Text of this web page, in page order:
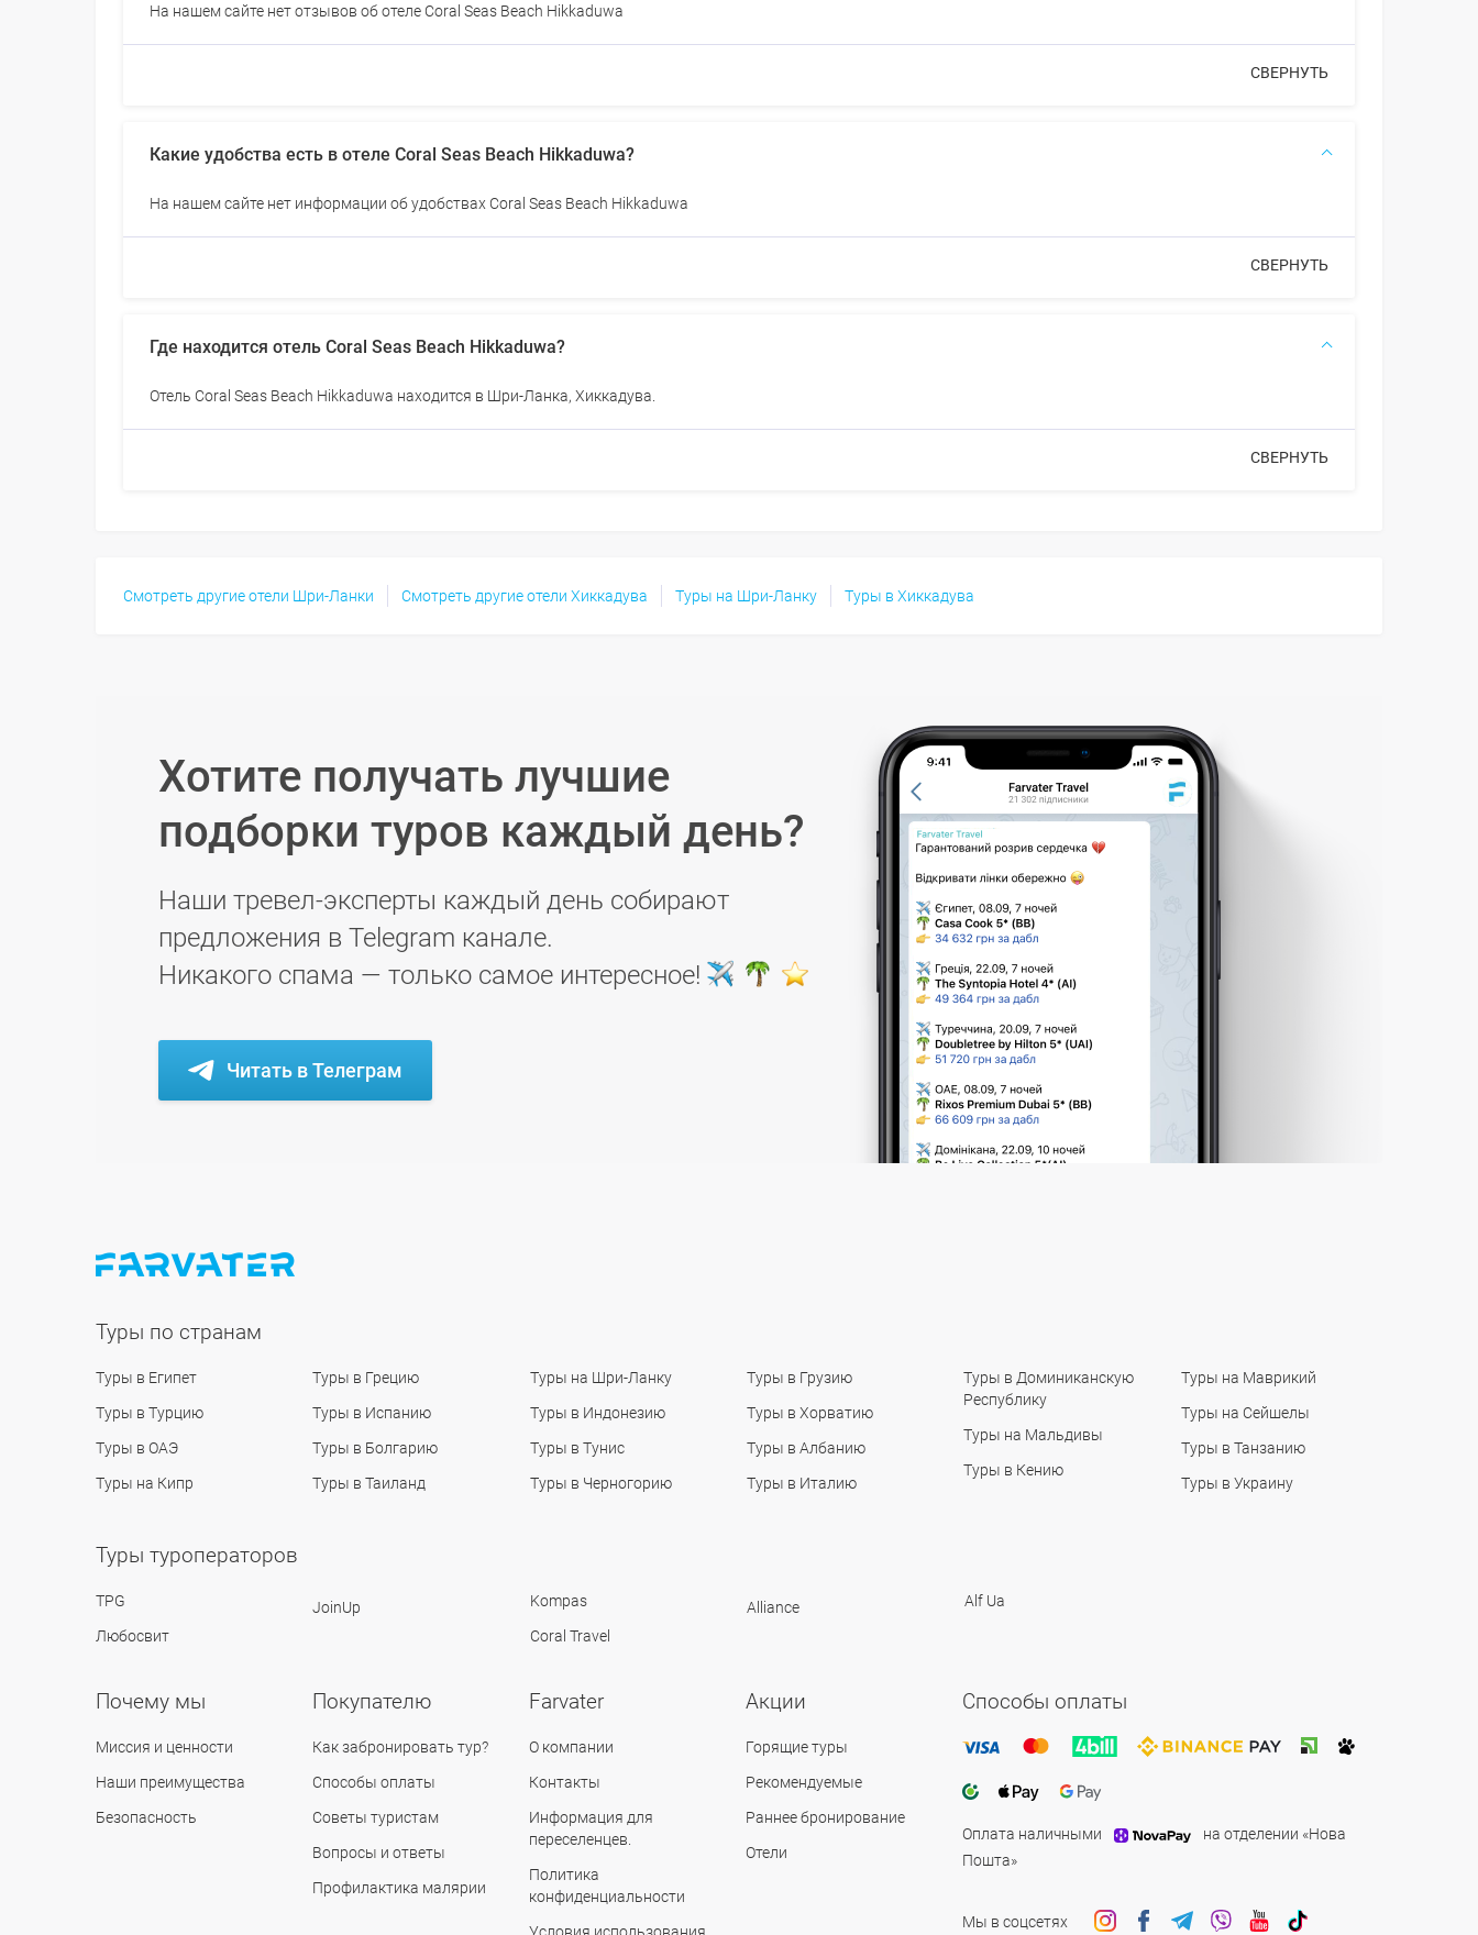
На нашем сайте нет отзывов об отеле Coral Seas Beach Hikkaduwa
СВЕРНУТЬ
Какие удобства есть в отеле Coral Seas Beach Hikkaduwa?
На нашем сайте нет информации об удобствах Coral Seas Beach Hikkaduwa
СВЕРНУТЬ
Где находится отель Coral Seas Beach Hikkaduwa?
Отель Coral Seas Beach Hikkaduwa находится в Шри-Ланка, Хиккадува.
СВЕРНУТЬ
Смотреть другие отели Шри-Ланки Смотреть другие отели Хиккадува Туры на Шри-Ланку Туры в Хиккадува
Хотите получать лучшие
подборки туров каждый день?
Наши тревел-эксперты каждый день собирают
предложения в Telegram канале.
Никакого спама — только самое интересное!
Читать в Телеграм
Туры по странам
Туры в Египет
Туры в Турцию
Туры в ОАЭ
Туры на Кипр
Туры в Грецию
Туры в Испанию
Туры в Болгарию
Туры в Таиланд
Туры на Шри-Ланку
Туры в Индонезию
Туры в Тунис
Туры в Черногорию
Туры в Грузию
Туры в Хорватию
Туры в Албанию
Туры в Италию
Туры в Доминиканскую
Республику
Туры на Мальдивы
Туры в Кению
Туры на Маврикий
Туры на Сейшелы
Туры в Танзанию
Туры в Украину
Туры туроператоров
TPG
Любосвит
JoinUp
Kompas
Coral Travel
Alliance Alf Ua
Почему мы
Миссия и ценности
Наши преимущества
Безопасность
Покупателю
Как забронировать тур?
Способы оплаты
Советы туристам
Вопросы и ответы
Профилактика малярии
Farvater
О компании
Контакты
Информация для
переселенцев.
Политика
конфиденциальности
Акции
Горящие туры
Рекомендуемые
Раннее бронирование
Отели
Способы оплаты
Оплата наличными
на отделении «Нова
Пошта»
Мы в соцсетях